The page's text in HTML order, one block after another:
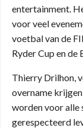
entertainment.
voor veel
voetbal van de
Ryder Cup en de
Thierry Drilhon,
overname
worden voor alle
gerespecteerd